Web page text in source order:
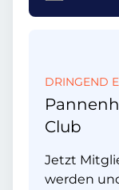
DRINGEND
Club
Jetzt
werden